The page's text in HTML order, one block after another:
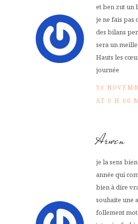
et ben zut un
je ne fais pas
des bilans
sera un
Hauts les
journée
30
AT 0 H 00
Arwen
je la sens
année qui
bien à dire
souhaite une
follement